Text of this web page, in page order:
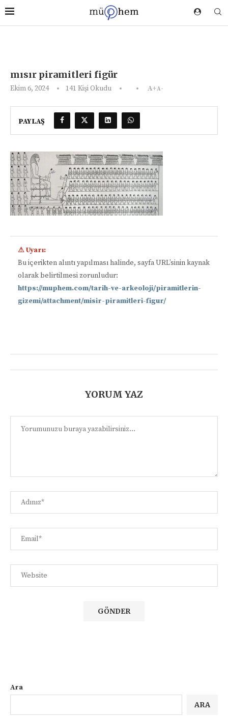
mısır piramitleri figür
Ekim 6, 2024 141 Kişi Okudu A+A-
PAYLAŞ
⚠ Uyarı:
Bu içerikten alıntı yapılması halinde, sayfa URL’sinin kaynak
olarak belirtilmesi zorunludur:
https://muphem.com/tarih-ve-arkeoloji/piramitlerin-
gizemi/attachment/misir-piramitleri-figur/
YORUM YAZ
Ara
ARA